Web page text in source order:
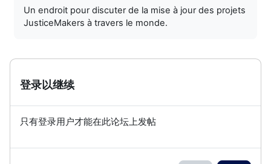
Un endroit pour discuter de la mise à jour des projets
JusticeMakers à travers le monde.
登录以继续
只有登录用户才能在此论坛上发帖